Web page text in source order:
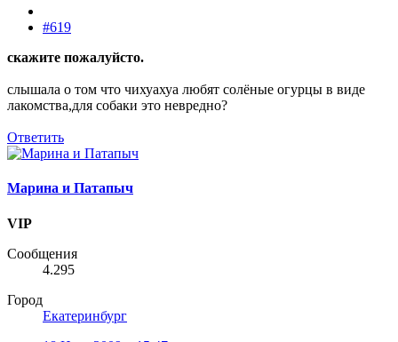
#619
скажите пожалуйсто.
слышала о том что чихуахуа любят солёные огурцы в виде
лакомства,для собаки это невредно?
Ответить
Марина и Патапыч
VIP
Сообщения
4.295
Город
Екатеринбург